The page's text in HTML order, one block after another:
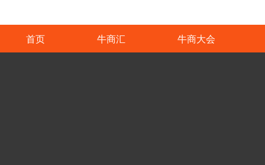
首页 牛商汇 牛商大会